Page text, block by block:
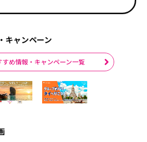
キャンペーン
すめ情報・キャンペーン一覧